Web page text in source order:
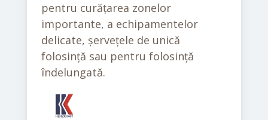
pentru curățarea zonelor
importante, a echipamentelor
delicate, șervețele de unică
folosință sau pentru folosință
îndelungată.